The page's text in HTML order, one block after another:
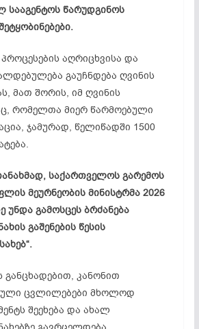
სააგენტოს წარუდგინოს
აღრიცხვისა და
გაუჩნდება ღვინის
მათ შორის, იმ ღვინის
რომელთა მიერ წარმოებული
ჯამურად, წელიწადში 1500
საქართველოს გარემოს
მეურნეობის მინისტრმა 2026
უნდა გამოსცეს ბრძანება
გაშენების წესის
განცხადებით, კანონით
ცვლილებები მხოლოდ
შეეხება და ახალ